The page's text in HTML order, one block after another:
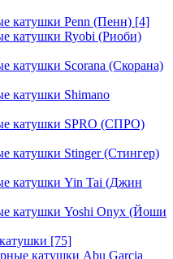
катушки Penn (Пенн) [4]
катушки Ryobi (Риоби)
катушки Scorana (Скорана)
катушки Shimano
катушки SPRO (СПРО)
катушки Stinger (Стингер)
катушки Yin Tai (Джин
катушки Yoshi Onyx (Йоши
[75]
катушки Abu Garcia